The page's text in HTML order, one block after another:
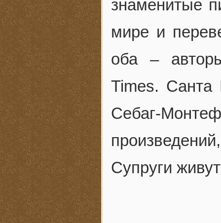
знаменитые
мире и
оба –
Times.
Себаг-
Супруги